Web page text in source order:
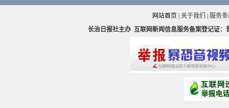
网站首页 关于我们
服务
长治日报社主办 互联网新闻信息服务备案登记证：